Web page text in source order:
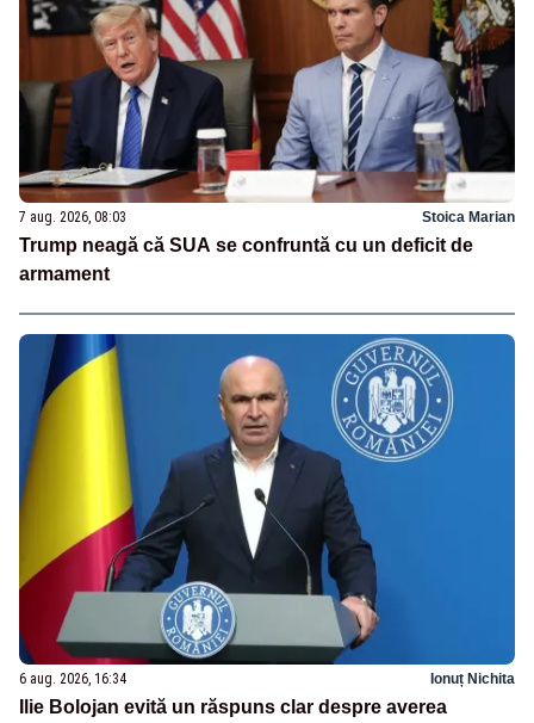
7 aug. 2026, 08:03 Stoica Marian
Trump neagă că SUA se confruntă cu un deficit de
armament
6 aug. 2026, 16:34 Ionuț Nichita
Ilie Bolojan evită un răspuns clar despre averea